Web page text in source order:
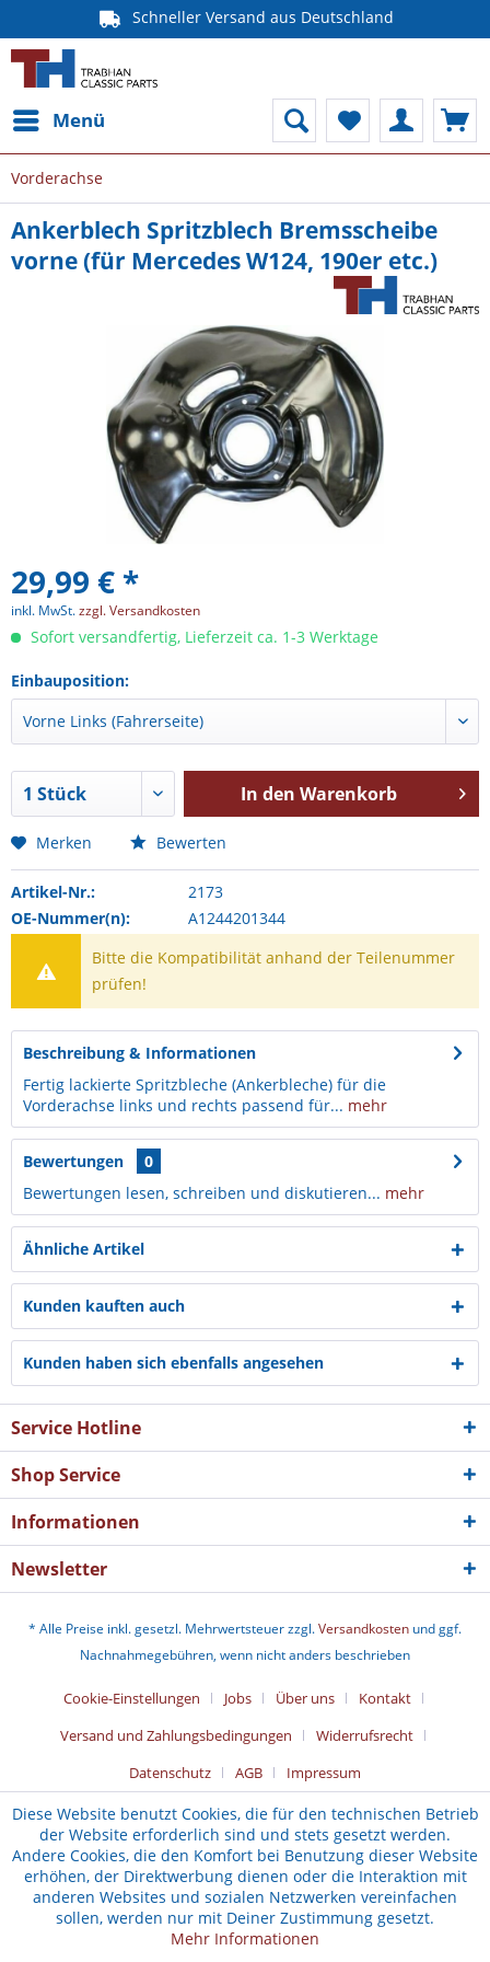
Schneller Versand aus Deutschland
Menü
Vorderachse
Ankerblech Spritzblech Bremsscheibe
vorne (für Mercedes W124, 190er etc.)
29,99 € *
inkl. MwSt.zzgl. Versandkosten
Sofort versandfertig, Lieferzeit ca. 1-3 Werktage
Einbauposition:
In den Warenkorb
Merken Bewerten
Artikel-Nr.:
2173
OE-Nummer(n):
A1244201344
Bitte die Kompatibilität anhand der Teilenummer
prüfen!
Beschreibung & Informationen
Fertig lackierte Spritzbleche (Ankerbleche) für die
Vorderachse links und rechts passend für... mehr
Bewertungen
0
Bewertungen lesen, schreiben und diskutieren... mehr
Ähnliche Artikel
Kunden kauften auch
Kunden haben sich ebenfalls angesehen
Service Hotline
Shop Service
Informationen
Newsletter
* Alle Preise inkl. gesetzl. Mehrwertsteuer zzgl.Versandkosten und ggf.
Nachnahmegebühren, wenn nicht anders beschrieben
Cookie-Einstellungen Jobs Über uns
Kontakt
Versand und Zahlungsbedingungen
Widerrufsrecht
Datenschutz
AGB Impressum
Diese Website benutzt Cookies, die für den technischen Betrieb
der Website erforderlich sind und stets gesetzt werden.
Andere Cookies, die den Komfort bei Benutzung dieser Website
erhöhen, der Direktwerbung dienen oder die Interaktion mit
anderen Websites und sozialen Netzwerken vereinfachen
sollen, werden nur mit Deiner Zustimmung gesetzt.
Mehr Informationen